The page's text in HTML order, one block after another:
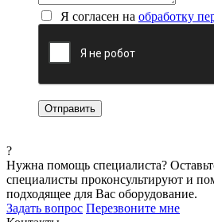
Я согласен на обработку
?
Нужна помощь специалиста?
специалисты проконсультируют и
подходящее для Вас оборудование.
Задать вопрос Перезвоните мне